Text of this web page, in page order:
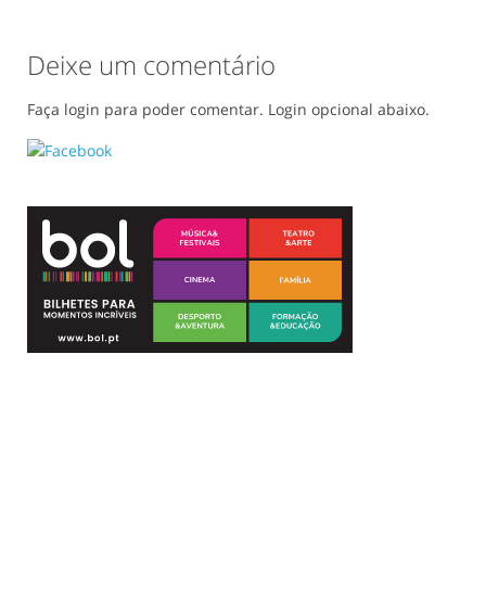
Deixe um comentário
Faça login para poder comentar. Login opcional abaixo.